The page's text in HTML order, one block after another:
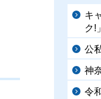
キ
ク!
公
神
令